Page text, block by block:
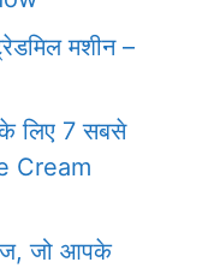
मशीन –
लिए 7 सबसे
Cream
जो आपके